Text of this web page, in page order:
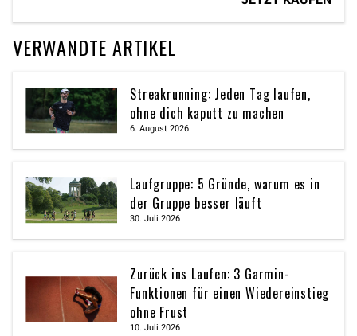
VERWANDTE ARTIKEL
Streakrunning: Jeden Tag laufen,
ohne dich kaputt zu machen
6. August 2026
Laufgruppe: 5 Gründe, warum es in
der Gruppe besser läuft
30. Juli 2026
Zurück ins Laufen: 3 Garmin-
Funktionen für einen Wiedereinstieg
ohne Frust
10. Juli 2026